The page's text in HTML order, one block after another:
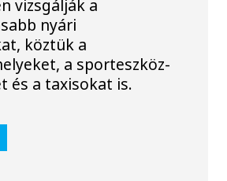
vizsgálják a
nyári
köztük a
a sporteszköz-
és a taxisokat is.